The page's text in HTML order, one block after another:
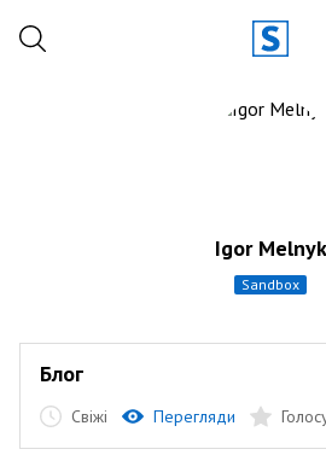
Igor Melnyk
sandbox
Блог
Свіжі Перегляди